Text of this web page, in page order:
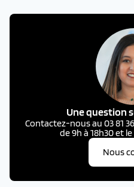
Une question
Contactez-nous au 03 81
de 9h à 18h30 et
Nous